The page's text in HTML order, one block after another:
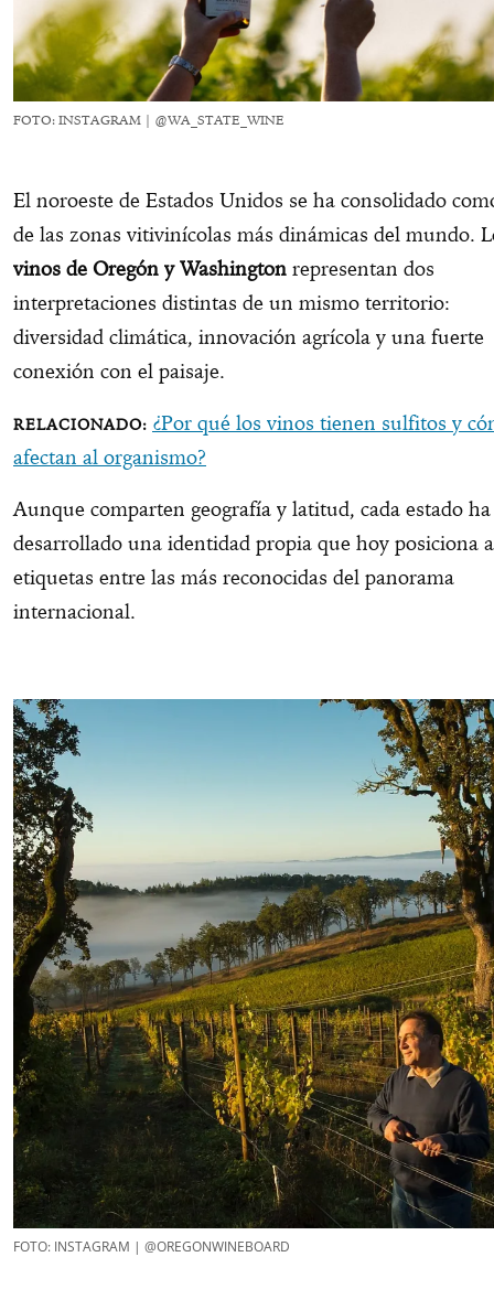
FOTO: INSTAGRAM | @WA_STATE_WINE
El noroeste de Estados Unidos se ha consolidado
de las zonas vitivinícolas más dinámicas del mundo.
vinos de Oregón y Washington representan dos
interpretaciones distintas de un mismo territorio:
diversidad climática, innovación agrícola y una fuerte
conexión con el paisaje.
¿Por qué los vinos tienen sulfitos y
afectan al organismo?
Aunque comparten geografía y latitud, cada estado ha
desarrollado una identidad propia que hoy posiciona
etiquetas entre las más reconocidas del panorama
internacional.
FOTO: INSTAGRAM | @OREGONWINEBOARD